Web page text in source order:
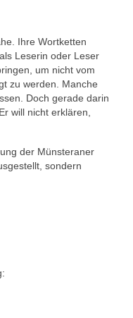
Ihre Wortketten
Leserin oder Leser
um nicht vom
zu werden. Manche
Doch gerade darin
will nicht erklären,
der Münsteraner
sondern